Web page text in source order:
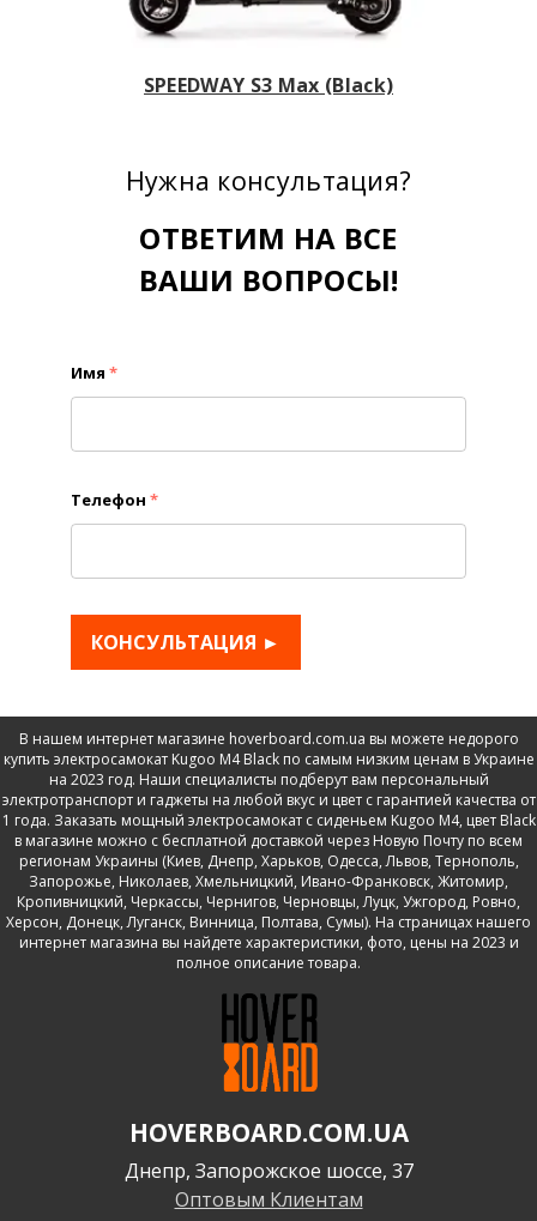
SPEEDWAY S3 Max (Black)
Нужна консультация?
ОТВЕТИМ НА ВСЕ
ВАШИ ВОПРОСЫ!
Имя *
Телефон *
КОНСУЛЬТАЦИЯ ►
В нашем интернет магазине hoverboard.com.ua вы можете недорого
купить электросамокат Kugoo M4 Black по самым низким ценам в Украине
на 2023 год. Наши специалисты подберут вам персональный
электротранспорт и гаджеты на любой вкус и цвет с гарантией качества от
1 года. Заказать мощный электросамокат с сиденьем Kugoo M4, цвет Black
в магазине можно с бесплатной доставкой через Новую Почту по всем
регионам Украины (Киев, Днепр, Харьков, Одесса, Львов, Тернополь,
Запорожье, Николаев, Хмельницкий, Ивано-Франковск, Житомир,
Кропивницкий, Черкассы, Чернигов, Черновцы, Луцк, Ужгород, Ровно,
Херсон, Донецк, Луганск, Винница, Полтава, Сумы). На страницах нашего
интернет магазина вы найдете характеристики, фото, цены на 2023 и
полное описание товара.
HOVERBOARD.COM.UA
Днепр, Запорожское шоссе, 37
Оптовым Клиентам